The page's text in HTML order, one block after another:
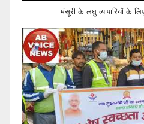
मंसूरी के लघु व्यापारियों के